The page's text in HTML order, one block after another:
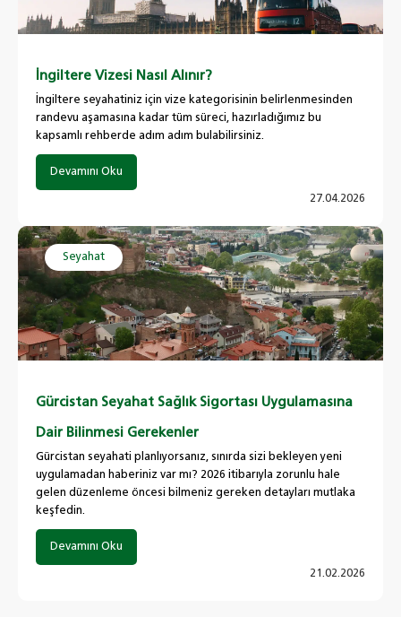
İngiltere Vizesi Nasıl Alınır?
İngiltere seyahatiniz için vize kategorisinin belirlenmesinden
randevu aşamasına kadar tüm süreci, hazırladığımız bu
kapsamlı rehberde adım adım bulabilirsiniz.
Devamını Oku
27.04.2026
Seyahat
Gürcistan Seyahat Sağlık Sigortası Uygulamasına
Dair Bilinmesi Gerekenler
Gürcistan seyahati planlıyorsanız, sınırda sizi bekleyen yeni
uygulamadan haberiniz var mı? 2026 itibarıyla zorunlu hale
gelen düzenleme öncesi bilmeniz gereken detayları mutlaka
keşfedin.
Devamını Oku
21.02.2026